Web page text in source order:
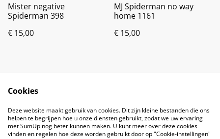
Mister negative
Spiderman 398
€ 15,00
MJ Spiderman no way
home 1161
€ 15,00
Cookies
Deze website maakt gebruik van cookies. Dit zijn kleine bestanden die ons
helpen te begrijpen hoe u onze diensten gebruikt, zodat we uw ervaring
met SumUp nog beter kunnen maken. U kunt meer over deze cookies
vinden en regelen hoe deze worden gebruikt door op "Cookie-instellingen"